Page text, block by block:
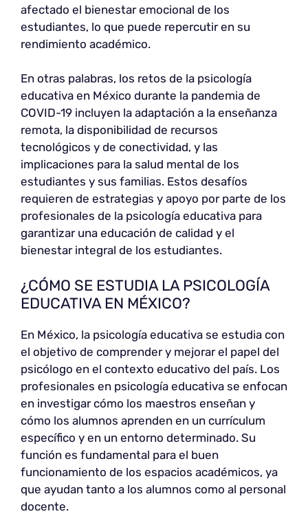
afectado el bienestar emocional de los
estudiantes, lo que puede repercutir en su
rendimiento académico.
En otras palabras, los retos de la psicología
educativa en México durante la pandemia de
COVID-19 incluyen la adaptación a la enseñanza
remota, la disponibilidad de recursos
tecnológicos y de conectividad, y las
implicaciones para la salud mental de los
estudiantes y sus familias. Estos desafíos
requieren de estrategias y apoyo por parte de los
profesionales de la psicología educativa para
garantizar una educación de calidad y el
bienestar integral de los estudiantes.
¿CÓMO SE ESTUDIA LA PSICOLOGÍA
EDUCATIVA EN MÉXICO?
En México, la psicología educativa se estudia con
el objetivo de comprender y mejorar el papel del
psicólogo en el contexto educativo del país. Los
profesionales en psicología educativa se enfocan
en investigar cómo los maestros enseñan y
cómo los alumnos aprenden en un currículum
específico y en un entorno determinado. Su
función es fundamental para el buen
funcionamiento de los espacios académicos, ya
que ayudan tanto a los alumnos como al personal
docente.